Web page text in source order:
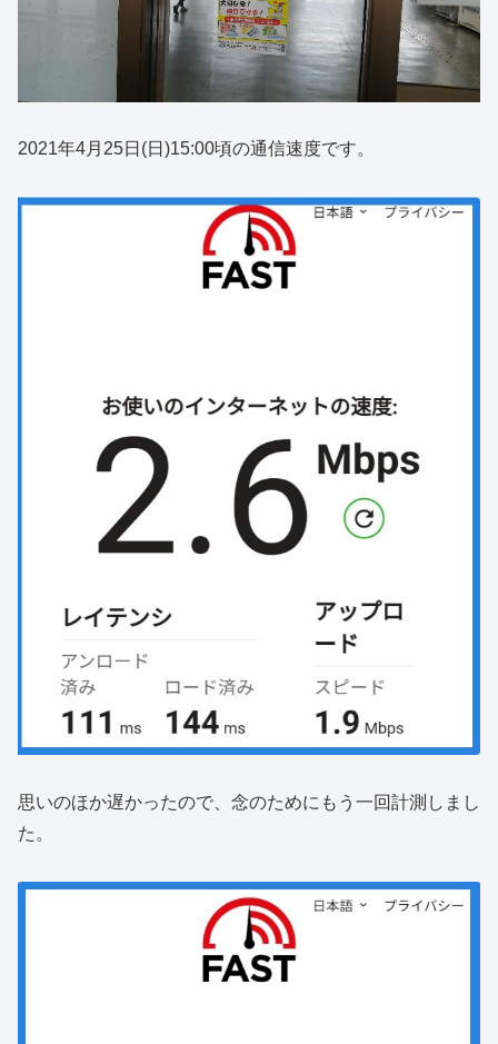
2021年4月25日(日)15:00頃の通信速度です。
思いのほか遅かったので、念のためにもう一回計測しまし
た。